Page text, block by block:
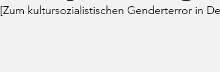
[Zum kultursozialistischen Genderterror in